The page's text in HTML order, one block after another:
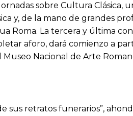
sobre Cultura
y, de la mano de grandes
Roma. La tercera y última
aforo, dará comienzo a
Nacional de Arte
sus retratos funerarios”,